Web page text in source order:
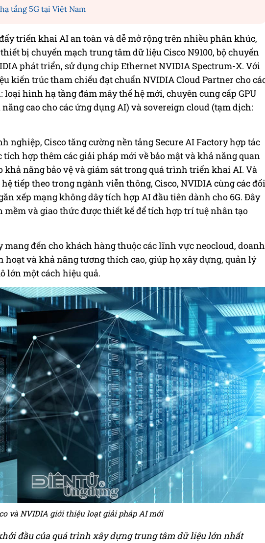
tầng 5G tại Việt Nam
triển khai AI an toàn và dễ mở rộng trên nhiều phân khúc,
bị chuyển mạch trung tâm dữ liệu Cisco N9100, bộ chuyển
phát triển, sử dụng chip Ethernet NVIDIA Spectrum-X. Với
kiến trúc tham chiếu đạt chuẩn NVIDIA Cloud Partner cho
hình hạ tầng đám mây thế hệ mới, chuyên cung cấp GPU
cao cho các ứng dụng AI) và sovereign cloud (tạm dịch:
nghiệp, Cisco tăng cường nền tảng Secure AI Factory hợp tác
tích hợp thêm các giải pháp mới về bảo mật và khả năng quan
khả năng bảo vệ và giám sát trong quá trình triển khai AI. Và
tiếp theo trong ngành viễn thông, Cisco, NVIDIA cùng các đối
xếp mạng không dây tích hợp AI đầu tiên dành cho 6G. Đây
mềm và giao thức được thiết kế để tích hợp trí tuệ nhân tạo
đến cho khách hàng thuộc các lĩnh vực neocloud, doanh
và khả năng tương thích cao, giúp họ xây dựng, quản lý
lớn một cách hiệu quả.
và NVIDIA giới thiệu loạt giải pháp AI mới
đầu của quá trình xây dựng trung tâm dữ liệu lớn nhất